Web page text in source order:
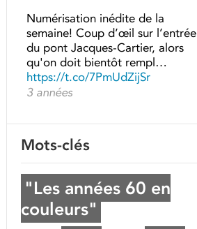
Numérisation inédite de la
semaine! Coup d’œil sur l’entrée
du pont Jacques-Cartier, alors
qu'on doit bientôt rempl…
https://t.co/7PmUdZijSr
3 années
Mots-clés
"Les années 60 en
couleurs"